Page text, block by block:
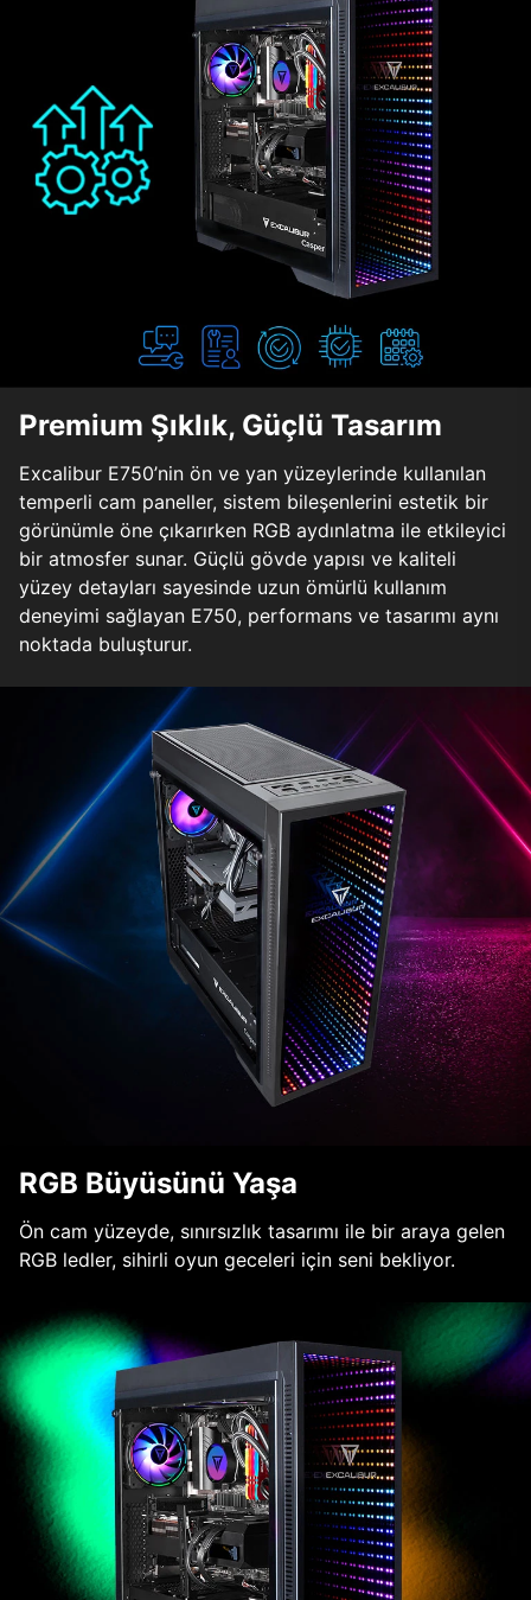
Premium Şıklık, Güçlü Tasarım
Excalibur E750’nin ön ve yan yüzeylerinde kullanılan
temperli cam paneller, sistem bileşenlerini estetik bir
görünümle öne çıkarırken RGB aydınlatma ile etkileyici
bir atmosfer sunar. Güçlü gövde yapısı ve kaliteli
yüzey detayları sayesinde uzun ömürlü kullanım
deneyimi sağlayan E750, performans ve tasarımı aynı
noktada buluşturur.
RGB Büyüsünü Yaşa
Ön cam yüzeyde, sınırsızlık tasarımı ile bir araya gelen
RGB ledler, sihirli oyun geceleri için seni bekliyor.